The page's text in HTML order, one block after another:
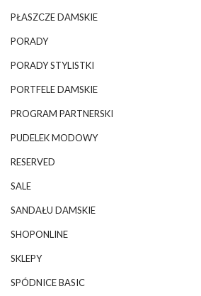
PŁASZCZE DAMSKIE
PORADY
PORADY STYLISTKI
PORTFELE DAMSKIE
PROGRAM PARTNERSKI
PUDELEK MODOWY
RESERVED
SALE
SANDAŁU DAMSKIE
SHOPONLINE
SKLEPY
SPÓDNICE BASIC